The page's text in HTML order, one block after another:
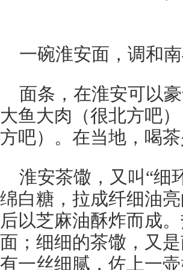
一碗淮安面，调和
面条，在淮安可以
大鱼大肉（很北方吧
方吧）。在当地，喝
淮安茶馓，又叫“细
绵白糖，拉成纤细油
后以芝麻油酥炸而成
面；细细的茶馓，又
有一丝细腻，佐上一